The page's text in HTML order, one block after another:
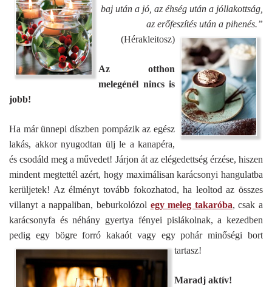
baj után a jó, az éhség után a jóllakottság,
az erőfeszítés után a pihenés.”
(Hérakleitosz)
Az otthon
melegénél nincs is
jobb!
Ha már ünnepi díszben pompázik az egész
lakás, akkor nyugodtan ülj le a kanapéra,
és csodáld meg a művedet! Járjon át az elégedettség érzése, hiszen
mindent megtettél azért, hogy maximálisan karácsonyi hangulatba
kerüljetek! Az élményt tovább fokozhatod, ha leoltod az összes
villanyt a nappaliban, beburkolózol egy meleg takaróba, csak a
karácsonyfa és néhány gyertya fényei pislákolnak, a kezedben
pedig egy bögre forró kakaót vagy egy pohár minőségi bort
tartasz!
Maradj aktív!